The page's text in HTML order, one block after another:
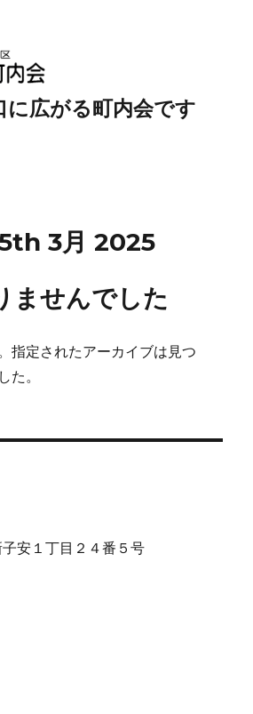
に広がる町内会です
3月 2025
ませんでした
指定されたアーカイブは見つ
た。
安１丁目２４番５号